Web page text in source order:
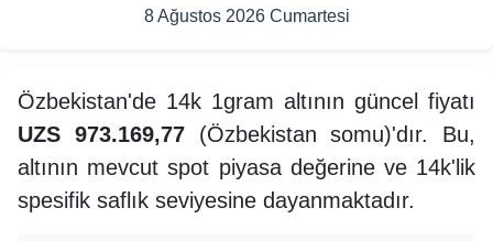
8 Ağustos 2026 Cumartesi
Özbekistan'de 14k 1gram altının güncel fiyatı
UZS 973.169,77(Özbekistan somu)'dır. Bu,
altının mevcut spot piyasa değerine ve 14k'lik
spesifik saflık seviyesine dayanmaktadır.